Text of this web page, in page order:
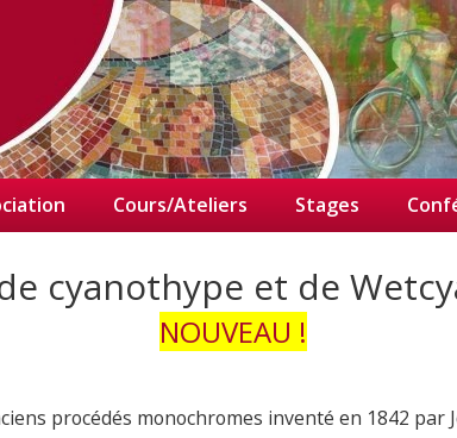
Cours/Ateliers Stages
cyanothype et de
NOUVEAU !
procédés monochromes inventé en 1842 par